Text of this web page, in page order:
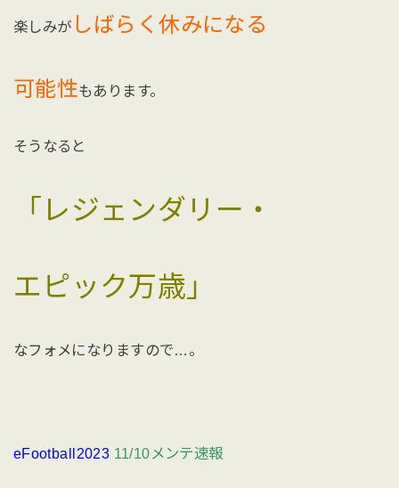
楽しみが しばらく休みになる
可能性もあります。
そうなると
「レジェンダリー・
エピック万歳」
なフォメになりますので…。
eFootball2023 11/10メンテ速報